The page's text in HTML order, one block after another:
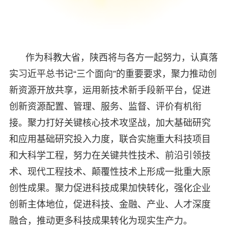
作为科教大省，陕西将与各方一起努力，认真落
实习近平总书记“三个面向”的重要要求，聚力推动创
新资源开放共享，运用新技术新手段新平台，促进
创新资源配置、管理、服务、监督、评价有机衔
接。聚力打好关键核心技术攻坚战，加大基础研究
和应用基础研究投入力度，联合实施重大科技项目
和大科学工程，努力在关键共性技术、前沿引领技
术、现代工程技术、颠覆性技术上形成一批重大原
创性成果。聚力促进科技成果加快转化，强化企业
创新主体地位，促进科技、金融、产业、人才深度
融合，推动更多科技成果转化为现实生产力。